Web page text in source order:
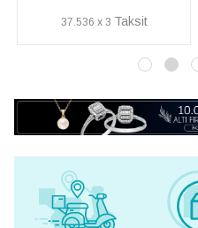
5.261 x 3